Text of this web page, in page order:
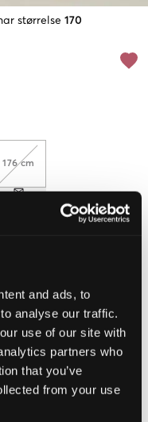
and ads, to
analyse our traffic.
use of our site with
partners who
that you’ve
from your use
størrelse 170
176 cm